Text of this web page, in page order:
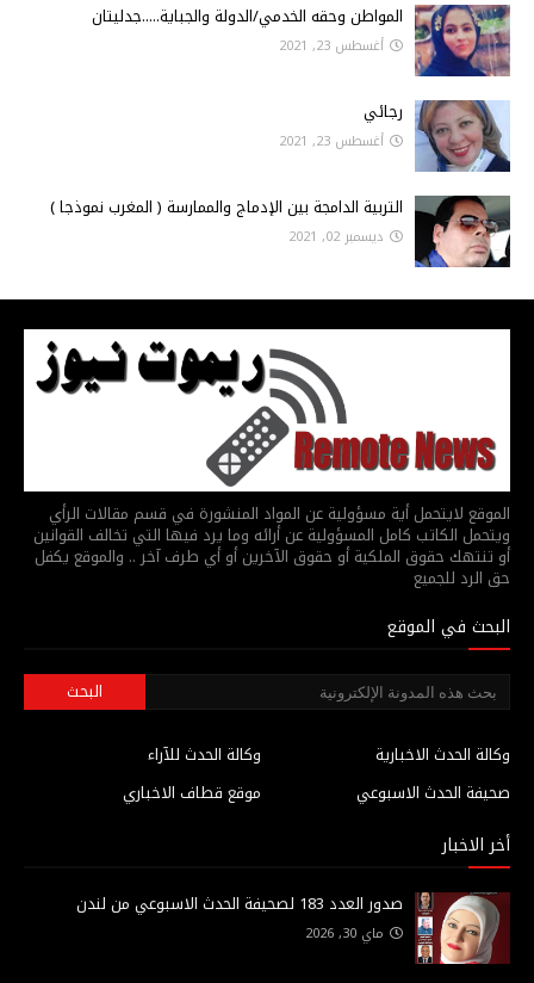
المواطن وحقه الخدمي/الدولة والجباية.....جدليتان
أغسطس 23, 2021
رجائي
أغسطس 23, 2021
التربية الدامجة بين الإدماج والممارسة ( المغرب نموذجا )
ديسمبر 02, 2021
الموقع لايتحمل أية مسؤولية عن المواد المنشورة في قسم مقالات الرأي
ويتحمل الكاتب كامل المسؤولية عن أرائه وما يرد فيها التي تخالف القوانين
أو تنتهك حقوق الملكية أو حقوق الآخرين أو أي طرف آخر .. والموقع يكفل
حق الرد للجميع
البحث في الموقع
وكالة الحدث للآراء
وكالة الحدث الاخبارية
موقع قطاف الاخباري
صحيفة الحدث الاسبوعي
أخر الاخبار
صدور العدد 183 لصحيفة الحدث الاسبوعي من لندن
ماي 30, 2026